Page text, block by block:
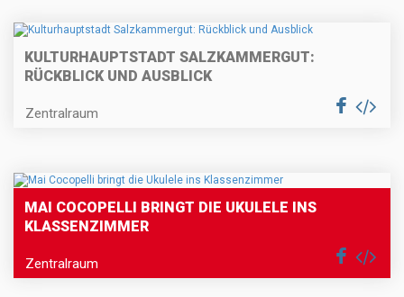
KULTURHAUPTSTADT SALZKAMMERGUT:
RÜCKBLICK UND AUSBLICK
Zentralraum
MAI COCOPELLI BRINGT DIE UKULELE INS
KLASSENZIMMER
Zentralraum